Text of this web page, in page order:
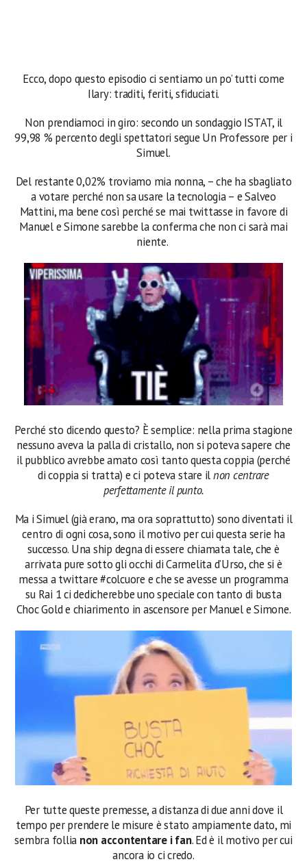
Ecco, dopo questo episodio ci sentiamo un po’ tutti come
Ilary: traditi, feriti, sfiduciati.
Non prendiamoci in giro: secondo un sondaggio ISTAT, il
99,98 % percento degli spettatori segue Un Professore per i
Simuel.
Del restante 0,02% troviamo mia nonna, – che ha sbagliato
a votare perché non sa usare la tecnologia – e Salveo
Mattini, ma bene così perché se mai twittasse in favore di
Manuel e Simone sarebbe la conferma che non ci sarà mai
niente.
Perché sto dicendo questo? È semplice: nella prima stagione
nessuno aveva la palla di cristallo, non si poteva sapere che
il pubblico avrebbe amato così tanto questa coppia (perché
di coppia si tratta) e ci poteva stare ilnon centrare
perfettamente il punto.
Ma i Simuel (già erano, ma ora soprattutto) sono diventati il
centro di ogni cosa, sono il motivo per cui questa serie ha
successo. Una ship degna di essere chiamata tale, che è
arrivata pure sotto gli occhi di Carmelita d’Urso, che si è
messa a twittare #colcuore e che se avesse un programma
su Rai 1 ci dedicherebbe uno speciale con tanto di busta
Choc Gold e chiarimento in ascensore per Manuel e Simone.
Per tutte queste premesse, a distanza di due anni dove il
tempo per prendere le misure è stato ampiamente dato, mi
sembra follia non accontentare i fan. Ed è il motivo per cui
ancora io ci credo.